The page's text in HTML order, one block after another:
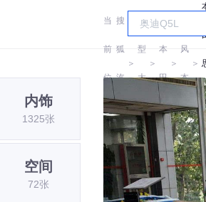
当
前
位
置:
搜
狐
汽
车
＞
车
型
大
全
＞
本
田
＞
风
本
田
＞
内饰
1325张
空间
72张